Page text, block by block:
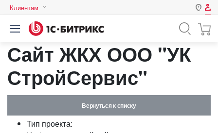
Клиентам
Казахстан
Авторизация
Нет аккаунта?Зарегистрироваться
Логин
Пароль
Сайт ЖКХ ООО "УК
СтройСервис"
Вернуться к списку
Тип проекта: